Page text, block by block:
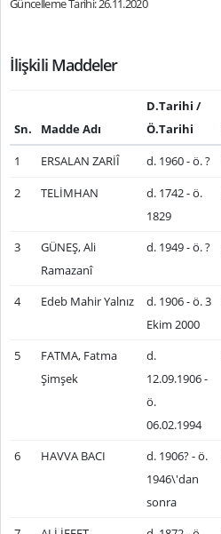
Güncelleme Tarihi: 26.11.2020
İlişkili Maddeler
Sn. Madde Adı
D.Tarihi /
Ö.Tarihi
1
ERSALAN ZARİÎ d. 1960 - ö. ?
2 TELİMHAN
d. 1742 - ö.
1829
3
GÜNEŞ, Ali
Ramazanî
d. 1949 - ö. ?
4 Edeb Mahir Yalnız
d. 1906 - ö. 3
Ekim 2000
5
FATMA, Fatma
Şimşek
d.
12.09.1906 -
ö.
06.02.1994
6 HAVVA BACI
d. 1906? - ö.
1946\'dan
sonra